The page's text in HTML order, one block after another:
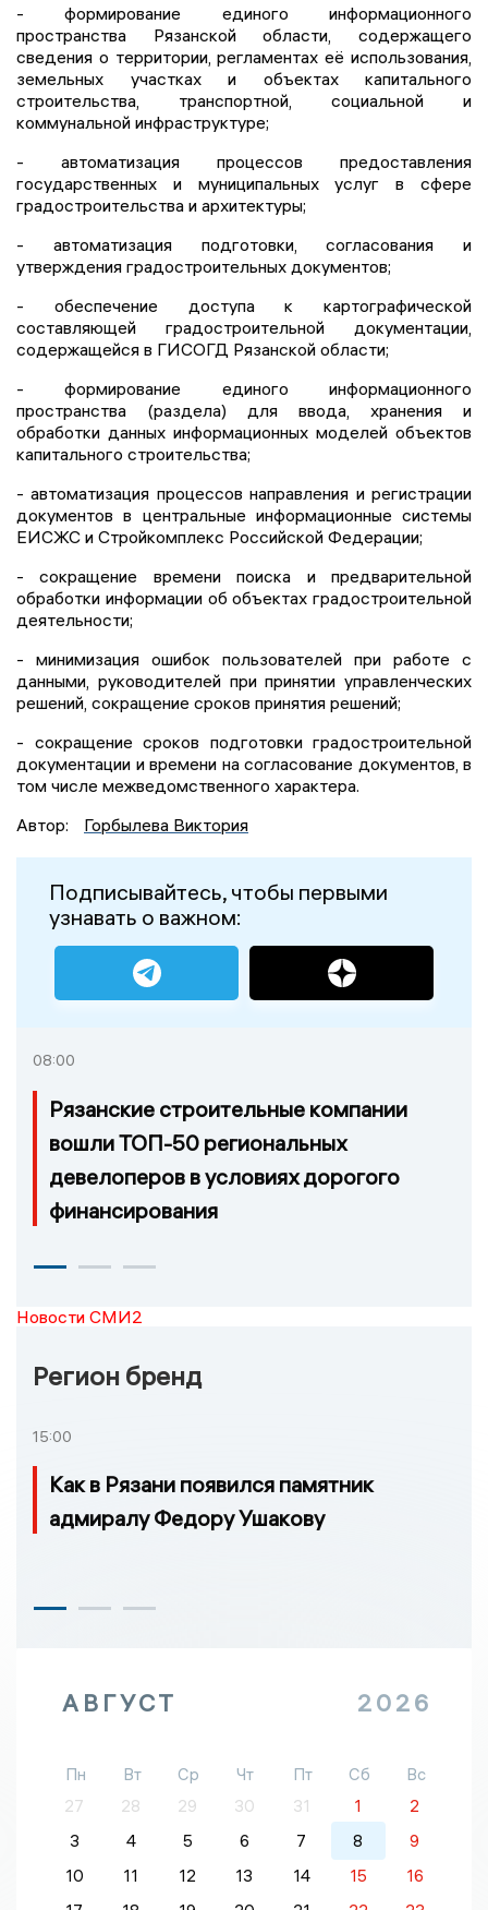
- формирование единого информационного
пространства Рязанской области, содержащего
сведения о территории, регламентах её использования,
земельных участках и объектах капитального
строительства, транспортной, социальной и
коммунальной инфраструктуре;
- автоматизация процессов предоставления
государственных и муниципальных услуг в сфере
градостроительства и архитектуры;
- автоматизация подготовки, согласования и
утверждения градостроительных документов;
- обеспечение доступа к картографической
составляющей градостроительной документации,
содержащейся в ГИСОГД Рязанской области;
- формирование единого информационного
пространства (раздела) для ввода, хранения и
обработки данных информационных моделей объектов
капитального строительства;
- автоматизация процессов направления и регистрации
документов в центральные информационные системы
ЕИСЖС и Стройкомплекс Российской Федерации;
- сокращение времени поиска и предварительной
обработки информации об объектах градостроительной
деятельности;
- минимизация ошибок пользователей при работе с
данными, руководителей при принятии управленческих
решений, сокращение сроков принятия решений;
- сокращение сроков подготовки градостроительной
документации и времени на согласование документов, в
том числе межведомственного характера.
Автор:
Горбылева Виктория
Подписывайтесь, чтобы первыми
узнавать о важном:
08:00
Рязанские строительные компании
вошли ТОП-50 региональных
девелоперов в условиях дорогого
финансирования
Новости СМИ2
Регион бренд
15:00
Как в Рязани появился памятник
адмиралу Федору Ушакову
АВГУСТ 2026
Пн Вт Ср Чт Пт Сб
Вс
27
28 29 30 31 1
2
3
4 5 6 7 8
9
10
11 12 13 14 15
16